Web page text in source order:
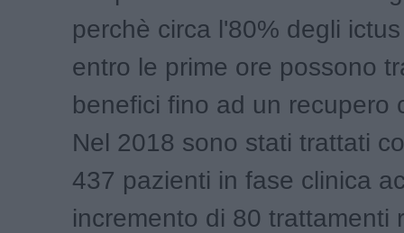
perchè circa l'80% degli
entro le prime ore possono
benefici fino ad un recupero
Nel 2018 sono stati trattati
437 pazienti in fase clinica
incremento di 80 trattamenti